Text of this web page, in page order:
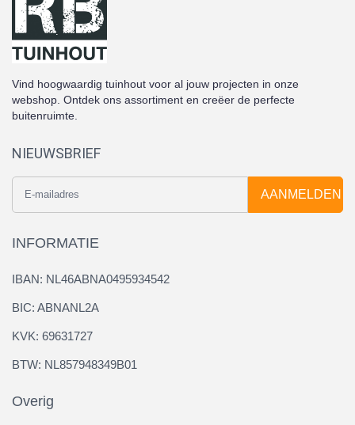
Vind hoogwaardig tuinhout voor al jouw projecten in onze
webshop. Ontdek ons assortiment en creëer de perfecte
buitenruimte.
NIEUWSBRIEF
AANMELDEN
INFORMATIE
IBAN: NL46ABNA0495934542
BIC: ABNANL2A
KVK: 69631727
BTW: NL857948349B01
Overig